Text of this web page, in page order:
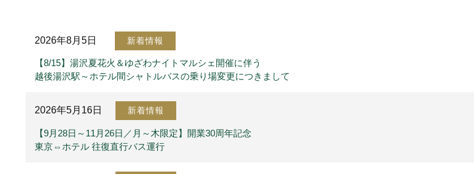
2026年8月5日 新着情報
【8/15】湯沢夏花火＆ゆざわナイトマルシェ開催に伴う
越後湯沢駅～ホテル間シャトルバスの乗り場変更につきまして
2026年5月16日 新着情報
【9月28日～11月26日／月～木限定】開業30周年記念
東京⇔ホテル 往復直行バス運行